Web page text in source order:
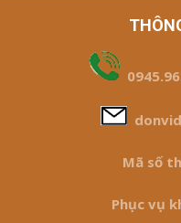
Mã số
Phục vụ